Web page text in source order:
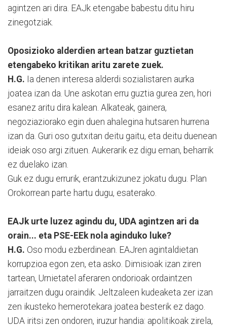
agintzen ari dira. EAJk etengabe babestu ditu hiru
zinegotziak.
Oposizioko alderdien artean batzar guztietan
etengabeko kritikan aritu zarete zuek.
H.G. Ia denen interesa alderdi sozialistaren aurka
joatea izan da. Une askotan erru guztia gurea zen, hori
esanez aritu dira kalean. Alkateak, gainera,
negoziaziorako egin duen ahalegina hutsaren hurrena
izan da. Guri oso gutxitan deitu gaitu, eta deitu duenean
ideiak oso argi zituen. Aukerarik ez digu eman, beharrik
ez duelako izan.
Guk ez dugu errurik, erantzukizunez jokatu dugu. Plan
Orokorrean parte hartu dugu, esaterako.
EAJk urte luzez agindu du, UDA agintzen ari da
orain... eta PSE-EEk nola aginduko luke?
H.G. Oso modu ezberdinean. EAJren agintaldietan
korrupzioa egon zen, eta asko. Dimisioak izan ziren
tartean, Urnietatel aferaren ondorioak ordaintzen
jarraitzen dugu oraindik. Jeltzaleen kudeaketa zer izan
zen ikusteko hemerotekara joatea besterik ez dago.
UDA iritsi zen ondoren, iruzur handia: apolitikoak zirela,